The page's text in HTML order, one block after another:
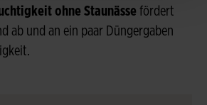
ohne Staunässe fördert
ab und an ein paar Düngergaben